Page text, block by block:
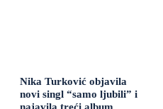
Nika Turković objavila
novi singl “samo ljubili” i